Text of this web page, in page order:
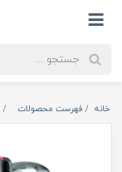
خانه فهرست محصولات